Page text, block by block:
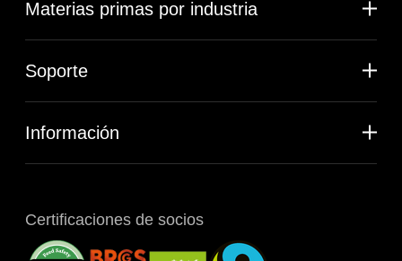
Materias primas por industria
Soporte
Información
Certificaciones de socios